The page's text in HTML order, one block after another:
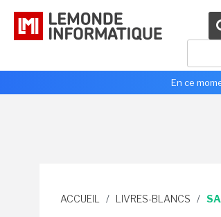
En ce
ACCUEIL / LIVRES-BLANCS /